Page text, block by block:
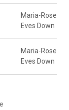
Maria-Rose
Eves Down
Maria-Rose
Eves Down